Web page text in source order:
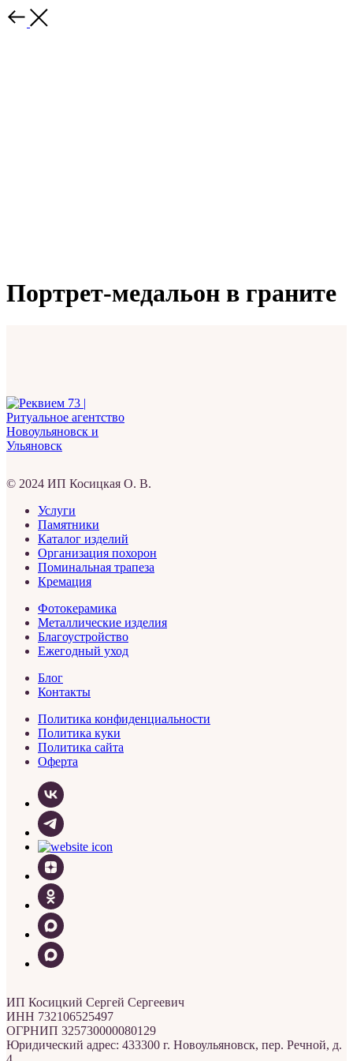
Портрет-медальон в граните
© 2024 ИП Косицкая О. В.
Услуги
Памятники
Каталог изделий
Организация похорон
Поминальная трапеза
Кремация
Фотокерамика
Металлические изделия
Благоустройство
Ежегодный уход
Блог
Контакты
Политика конфиденциальности
Политика куки
Политика сайта
Оферта
ИП Косицкий Сергей Сергеевич
ИНН 732106525497
ОГРНИП 325730000080129
Юридический адрес: 433300 г. Новоульяновск, пер. Речной, д.